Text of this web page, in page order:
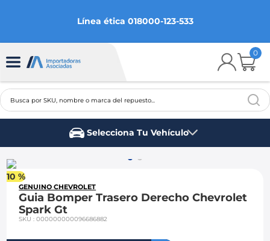
Línea ética 018000-123-533
0
Busca por SKU, nombre o marca del repuesto...
Selecciona Tu Vehículo
10 %
GENUINO CHEVROLET
Guia Bomper Trasero Derecho Chevrolet
Spark Gt
SKU:000000000096686882
2
3.
spark gt
ford fiesta